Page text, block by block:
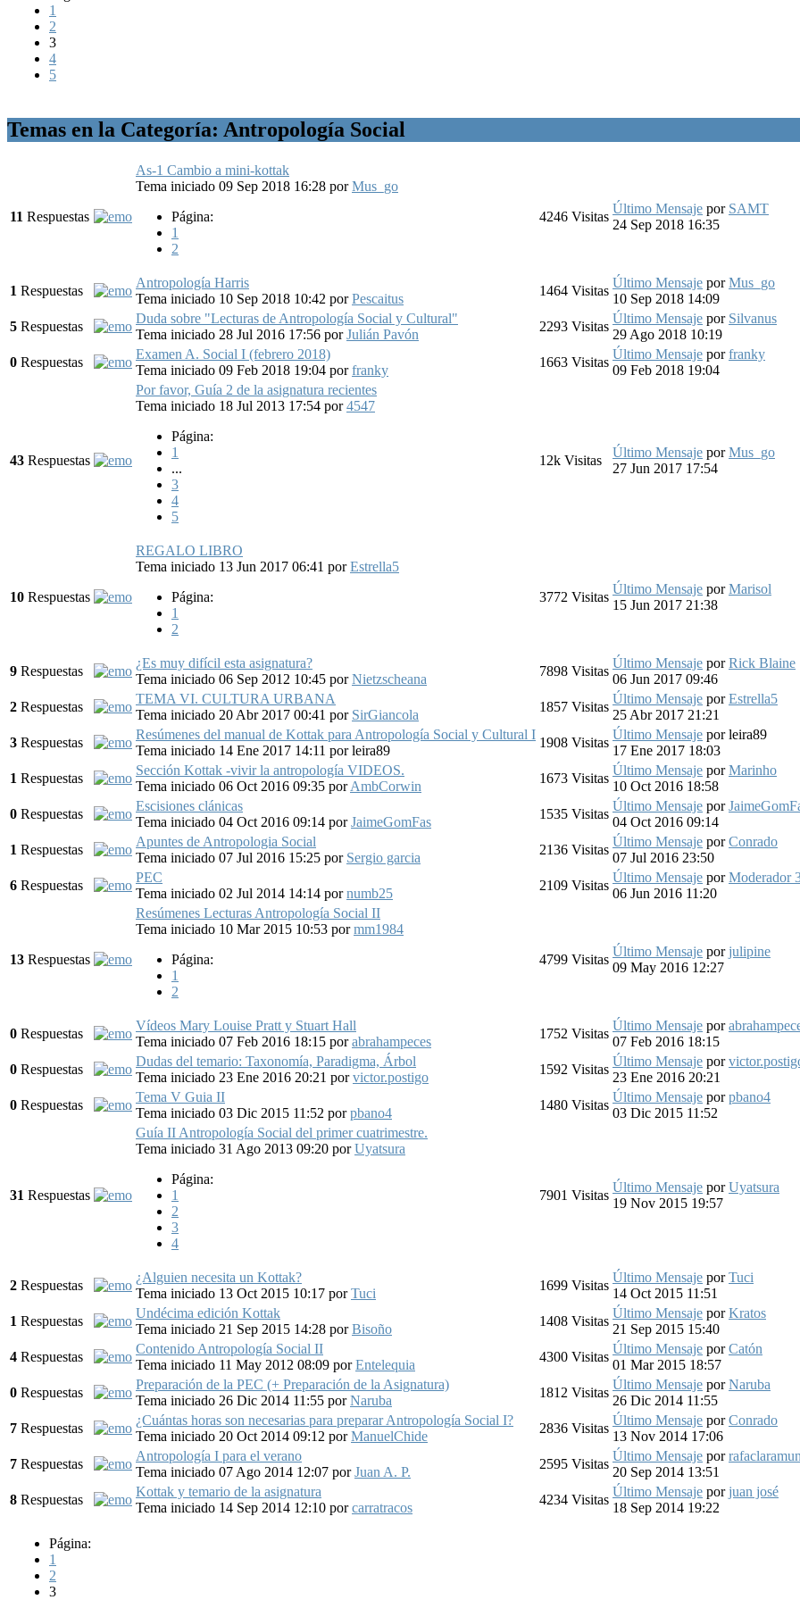
1
2
3
4
5
Temas en la Categoría: Antropología Social
11 Respuestas
As-1 Cambio a mini-kottak
Tema iniciado 09 Sep 2018 16:28 porMus_go
Página:
1
2
4246 Visitas
Último Mensaje por SAMT
24 Sep 2018 16:35
1 Respuestas
Antropología Harris
Tema iniciado 10 Sep 2018 10:42 porPescaitus
1464 Visitas
Último Mensaje porMus_go
10 Sep 2018 14:09
5 Respuestas
Duda sobre "Lecturas de Antropología Social y Cultural"
Tema iniciado 28 Jul 2016 17:56 porJulián Pavón
2293 Visitas
Último Mensaje por Silvanus
29 Ago 2018 10:19
0 Respuestas
Examen A. Social I (febrero 2018)
Tema iniciado 09 Feb 2018 19:04 porfranky
1663 Visitas
Último Mensaje porfranky
09 Feb 2018 19:04
43 Respuestas
Por favor, Guía 2 de la asignatura recientes
Tema iniciado 18 Jul 2013 17:54 por4547
Página:
1
...
3
4
5
12k Visitas
Último Mensaje porMus_go
27 Jun 2017 17:54
10 Respuestas
REGALO LIBRO
Tema iniciado 13 Jun 2017 06:41 porEstrella5
Página:
1
2
3772 Visitas
Último Mensaje porMarisol
15 Jun 2017 21:38
9 Respuestas
¿Es muy difícil esta asignatura?
Tema iniciado 06 Sep 2012 10:45 porNietzscheana
7898 Visitas
Último Mensaje porRick Blaine
06 Jun 2017 09:46
2 Respuestas
TEMA VI. CULTURA URBANA
Tema iniciado 20 Abr 2017 00:41 por SirGiancola
1857 Visitas
Último Mensaje porEstrella5
25 Abr 2017 21:21
3 Respuestas
Resúmenes del manual de Kottak para Antropología Social y Cultural I
Tema iniciado 14 Ene 2017 14:11 porleira89
1908 Visitas
Último Mensaje porleira89
17 Ene 2017 18:03
1 Respuestas
Sección Kottak -vivir la antropología VIDEOS.
Tema iniciado 06 Oct 2016 09:35 porAmbCorwin
1673 Visitas
Último Mensaje porMarinho
10 Oct 2016 18:58
0 Respuestas
Escisiones clánicas
Tema iniciado 04 Oct 2016 09:14 porJaimeGomFas
1535 Visitas
Último Mensaje por
04 Oct 2016 09:14
1 Respuestas
Apuntes de Antropologia Social
Tema iniciado 07 Jul 2016 15:25 por Sergio garcia
2136 Visitas
Último Mensaje porConrado
07 Jul 2016 23:50
6 Respuestas
PEC
Tema iniciado 02 Jul 2014 14:14 pornumb25
2109 Visitas
Último Mensaje porModerador
06 Jun 2016 11:20
13 Respuestas
Resúmenes Lecturas Antropología Social II
Tema iniciado 10 Mar 2015 10:53 pormm1984
Página:
1
2
4799 Visitas
Último Mensaje porjulipine
09 May 2016 12:27
0 Respuestas
Vídeos Mary Louise Pratt y Stuart Hall
Tema iniciado 07 Feb 2016 18:15 porabrahampeces
1752 Visitas
Último Mensaje por
07 Feb 2016 18:15
0 Respuestas
Dudas del temario: Taxonomía, Paradigma, Árbol
Tema iniciado 23 Ene 2016 20:21 porvictor.postigo
1592 Visitas
Último Mensaje por
23 Ene 2016 20:21
0 Respuestas
Tema V Guia II
Tema iniciado 03 Dic 2015 11:52 porpbano4
1480 Visitas
Último Mensaje porpbano4
03 Dic 2015 11:52
31 Respuestas
Guía II Antropología Social del primer cuatrimestre.
Tema iniciado 31 Ago 2013 09:20 porUyatsura
Página:
1
2
3
4
7901 Visitas
Último Mensaje porUyatsura
19 Nov 2015 19:57
2 Respuestas
¿Alguien necesita un Kottak?
Tema iniciado 13 Oct 2015 10:17 porTuci
1699 Visitas
Último Mensaje porTuci
14 Oct 2015 11:51
1 Respuestas
Undécima edición Kottak
Tema iniciado 21 Sep 2015 14:28 porBisoño
1408 Visitas
Último Mensaje porKratos
21 Sep 2015 15:40
4 Respuestas
Contenido Antropología Social II
Tema iniciado 11 May 2012 08:09 porEntelequia
4300 Visitas
Último Mensaje porCatón
01 Mar 2015 18:57
0 Respuestas
Preparación de la PEC (+ Preparación de la Asignatura)
Tema iniciado 26 Dic 2014 11:55 porNaruba
1812 Visitas
Último Mensaje porNaruba
26 Dic 2014 11:55
7 Respuestas
¿Cuántas horas son necesarias para preparar Antropología Social I?
Tema iniciado 20 Oct 2014 09:12 porManuelChide
2836 Visitas
Último Mensaje porConrado
13 Nov 2014 17:06
7 Respuestas
Antropología I para el verano
Tema iniciado 07 Ago 2014 12:07 porJuan A. P.
2595 Visitas
Último Mensaje por
20 Sep 2014 13:51
8 Respuestas
Kottak y temario de la asignatura
Tema iniciado 14 Sep 2014 12:10 porcarratracos
4234 Visitas
Último Mensaje porjuan josé
18 Sep 2014 19:22
Página:
1
2
3